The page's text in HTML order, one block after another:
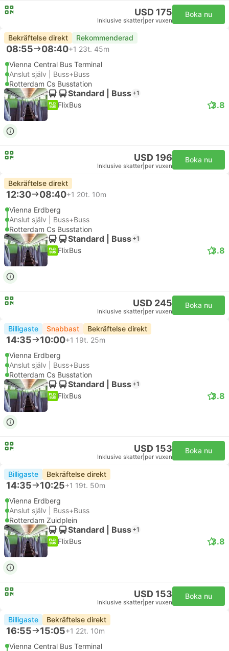
USD 175
Inklusive skatter per vuxen
Boka nu
Bekräftelse direkt Rekommenderad
08:55 08:40+1 23t. 45m
Vienna Central Bus Terminal
Anslut själv | Buss+Buss
Rotterdam Cs Busstation
Standard | Buss +1
FlixBus 3.8
USD 196
Inklusive skatter per vuxen
Boka nu
Bekräftelse direkt
12:30 08:40+1 20t. 10m
Vienna Erdberg
Anslut själv | Buss+Buss
Rotterdam Cs Busstation
Standard | Buss +1
FlixBus 3.8
USD 245
Inklusive skatter per vuxen
Boka nu
Billigaste Snabbast Bekräftelse direkt
14:35 10:00+1 19t. 25m
Vienna Erdberg
Anslut själv | Buss+Buss
Rotterdam Cs Busstation
Standard | Buss +1
FlixBus 3.8
USD 153
Inklusive skatter per vuxen
Boka nu
Billigaste Bekräftelse direkt
14:35 10:25+1 19t. 50m
Vienna Erdberg
Anslut själv | Buss+Buss
Rotterdam Zuidplein
Standard | Buss +1
FlixBus 3.8
USD 153
Inklusive skatter per vuxen
Boka nu
Billigaste Bekräftelse direkt
16:55 15:05+1 22t. 10m
Vienna Central Bus Terminal